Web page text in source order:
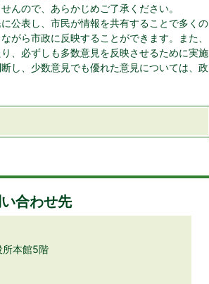
んので、あらかじめご了承ください。
公表し、市民が情報を共有することで多くの
がら市政に反映することができます。また、
、必ずしも多数意見を反映させるために実施
し、少数意見でも優れた意見については、政
合わせ先
本館5階